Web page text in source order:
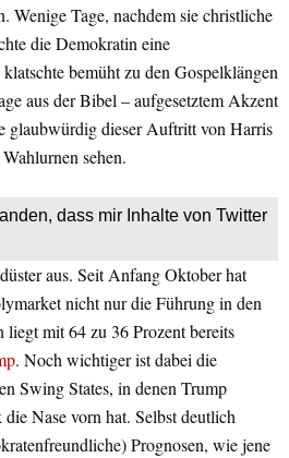
Wenige Tage, nachdem sie christliche
die Demokratin eine
bemüht zu den Gospelklängen
aus der Bibel – aufgesetztem Akzent
glaubwürdig dieser Auftritt von Harris
sehen.
dass mir Inhalte von Twitter
aus. Seit Anfang Oktober hat
nicht nur die Führung in den
liegt mit 64 zu 36 Prozent bereits
. Noch wichtiger ist dabei die
Swing States, in denen Trump
Nase vorn hat. Selbst deutlich
Prognosen, wie jene